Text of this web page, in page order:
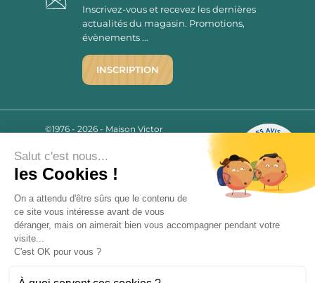
2780 AVIS
9.7/10
Inscrivez-vous et recevez les dernières
actualités du magasin. Promotions,
évènements ...
INSCRIPTION
©1976 - 2026 - Maison Victor
Mentions légales
C.G.V.
Politique de confidentialité
FAQ
Livraisons
Salut c'est nous...
les Cookies !
On a attendu d'être sûrs que le contenu de
ce site vous intéresse avant de vous
déranger, mais on aimerait bien vous accompagner pendant votre
visite...
C'est OK pour vous ?